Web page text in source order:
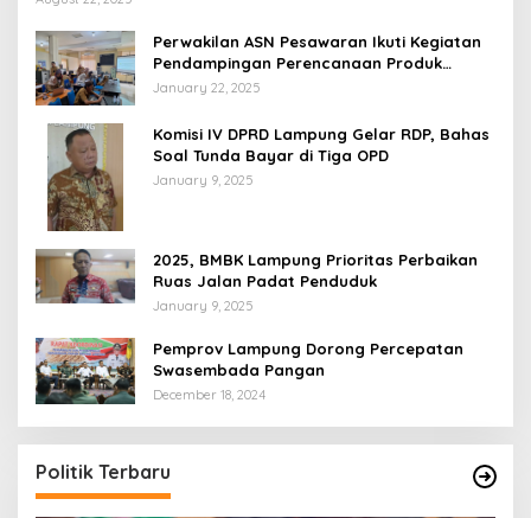
Perwakilan ASN Pesawaran Ikuti Kegiatan
Pendampingan Perencanaan Produk
Hukum
January 22, 2025
Komisi IV DPRD Lampung Gelar RDP, Bahas
Soal Tunda Bayar di Tiga OPD
January 9, 2025
2025, BMBK Lampung Prioritas Perbaikan
Ruas Jalan Padat Penduduk
January 9, 2025
Pemprov Lampung Dorong Percepatan
Swasembada Pangan
December 18, 2024
Politik Terbaru